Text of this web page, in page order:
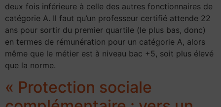
deux fois inférieure à celle des autres fonctionnaires de
catégorie A. Il faut qu’un professeur certifié attende 22
ans pour sortir du premier quartile (le plus bas, donc)
en termes de rémunération pour un catégorie A, alors
même que le métier est à niveau bac +5, soit plus élevé
que la norme.
« Protection sociale